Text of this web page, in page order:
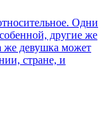
Одни
другие же
же девушка может
стране, и